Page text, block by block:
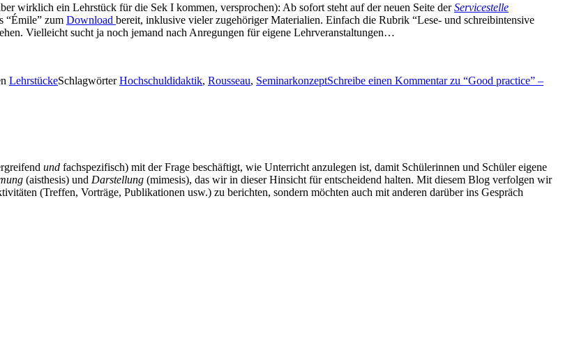
wirklich ein Lehrstück für die Sek I kommen, versprochen): Ab sofort steht auf der neuen Seite derServicestelle
“Émile” zum Download bereit, inklusive vieler zugehöriger Materialien. Einfach die Rubrik “Lese- und schreibintensive
Vielleicht sucht ja noch jemand nach Anregungen für eigene Lehrveranstaltungen…
LehrstückeSchlagwörterHochschuldidaktik, Rousseau, SeminarkonzeptSchreibe einen Kommentarzu “Good practice” –
und fachspezifisch) mit der Frage beschäftigt, wie Unterricht anzulegen ist, damit Schülerinnen und Schüler eigene
(aisthesis) und Darstellung (mimesis), das wir in dieser Hinsicht für entscheidend halten. Mit diesem Blog verfolgen wir
(Treffen, Vorträge, Publikationen usw.) zu berichten, sondern möchten auch mit anderen darüber ins Gespräch